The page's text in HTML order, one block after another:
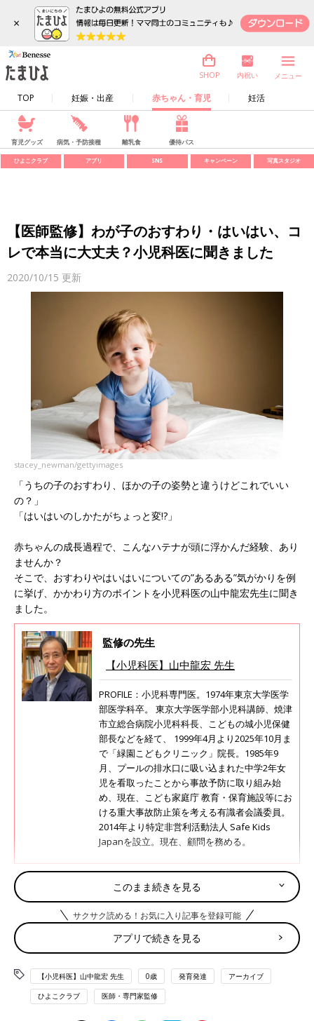
×
TOP 妊娠・出産 赤ちゃん・育児 妊活
SHOP 内祝い メニュー
育児グッズ 病気・予防接種 離乳食 優待パス
ひよこクラブ アプリ SNS キャンペーン 写真スタジオ
【医師監修】わが子のおすわり・はいはい、コ
レで本当に大丈夫？小児科医に聞きました
2020/10/15 更新
stacey_newman/gettyimages
「うちの子のおすわり、ほかの子の姿勢と違うけどこれでいい
の？」
「はいはいのしかたがちょっと変!?」
赤ちゃんの成長過程で、こんなハテナが頭に浮かんだ経験、あり
ませんか？
そこで、おすわりやはいはいについての”あるある”気がかりを例
に挙げ、かかわり方のポイントを小児科医の山中龍宏先生に聞き
ました。
監修の先生
【小児科医】山中龍宏 先生
PROFILE：小児科専門医。1974年東京大学医学
部医学科卒。 東京大学医学部小児科講師、焼津
市立総合病院小児科科長、こどもの城小児保健
部長などを経て、 1999年4月より2025年10月ま
で「緑園こどもクリニック」院長。1985年9
月、プールの排水口に吸い込まれた中学2年女
児を看取ったことから事故予防に取り組み始
め、現在、こども家庭庁 教育・保育施設等にお
ける重大事故防止策を考える有識者会議委員。
2014年より特定非営利活動法人 Safe Kids
Japanを設立。現在、顧問を務める。
目次
Q 前のめりのおすわりは様子を見ても大丈夫?
Q おすわりをしたまま、はいはいするのが気がか
Q 前のめりのおすわりは様子を見ても大丈夫?
このまま続きを見る
サクサク読める！お気に入り記事を登録可能
アプリで続きを見る
【小児科医】山中龍宏 先生 0歳 発育発達 アーカイブ
ひよこクラブ 医師・専門家監修